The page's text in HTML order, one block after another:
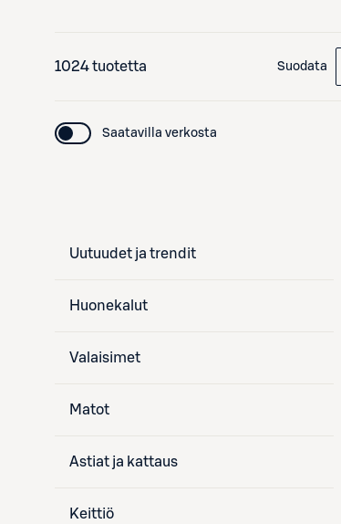
1024 tuotetta Suodata
Saatavilla verkosta
Uutuudet ja trendit
Huonekalut
Valaisimet
Matot
Astiat ja kattaus
Keittiö